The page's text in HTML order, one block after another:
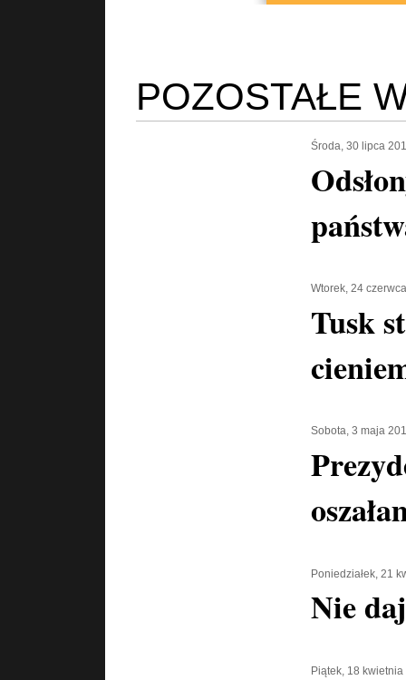
POZOSTAŁE
Środa, 30 lipca
Wtorek, 24
Tusk
Sobota, 3 maja
Poniedziałek, 21
Nie
Piątek, 18